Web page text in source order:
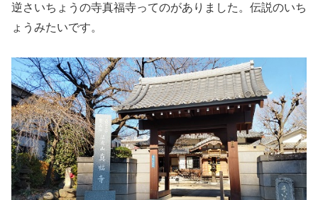
逆さいちょうの寺真福寺ってのがありました。伝説のいち
ょうみたいです。